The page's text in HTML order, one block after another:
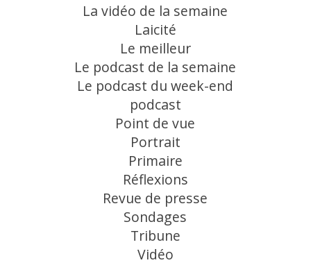
La vidéo de la semaine
Laicité
Le meilleur
Le podcast de la semaine
Le podcast du week-end
podcast
Point de vue
Portrait
Primaire
Réflexions
Revue de presse
Sondages
Tribune
Vidéo